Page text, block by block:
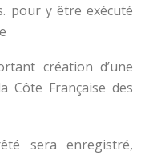
pour y être exécuté
création d’une
Côte Française des
sera enregistré,